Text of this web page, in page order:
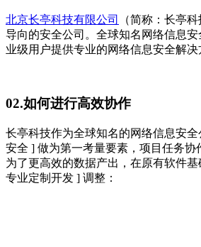
北京长亭科技有限公司
（简称：长亭
导向的安全公司。全球知名网络信息
业级用户提供专业的网络信息安全解决
02.如何进行高效协作
长亭科技作为全球知名的网络信息安
安全 ] 做为第一考量要素，项目任务协
为了更高效的数据产出，在原有软件
专业定制开发 ] 调整：